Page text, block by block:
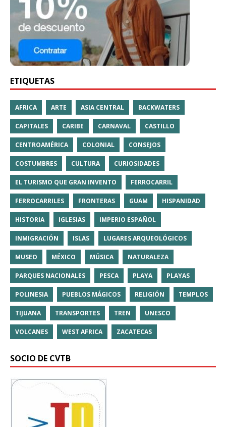
ETIQUETAS
AFRICA ARTE ASIA CENTRAL BACKWATERS
CAPITALES CARIBE CARNAVAL CASTILLO
CENTROAMÉRICA COLONIAL CONSEJOS
COSTUMBRES CULTURA CURIOSIDADES
EL TURISMO QUE GRAN INVENTO FERROCARRIL
FERROCARRILES FRONTERAS GUAM HISPANIDAD
HISTORIA IGLESIAS IMPERIO ESPAÑOL
INMIGRACIÓN ISLAS LUGARES ARQUEOLÓGICOS
MUSEO MÉXICO MÚSICA NATURALEZA
PARQUES NACIONALES PESCA PLAYA PLAYAS
POLINESIA PUEBLOS MÁGICOS RELIGIÓN TEMPLOS
TIJUANA TRANSPORTES TREN UNESCO
VOLCANES WEST AFRICA ZACATECAS
SOCIO DE CVTB